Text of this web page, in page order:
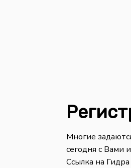
Многие
сегодня с Вами
Ссылка на Гидра